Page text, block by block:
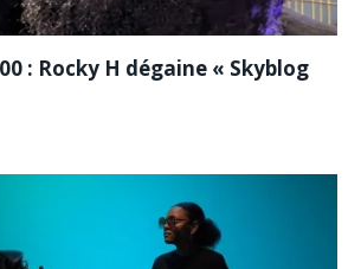
: Rocky H dégaine « Skyblog